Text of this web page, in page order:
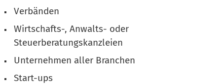
Verbänden
Wirtschafts-, Anwalts- oder
Steuerberatungskanzleien
Unternehmen aller Branchen
Start-ups